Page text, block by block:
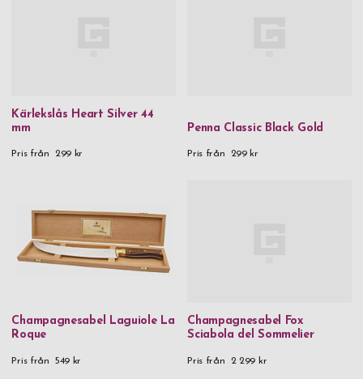
Kärlekslås Heart Silver 44
mm
Pris från 299 kr
Penna Classic Black Gold
Pris från 299 kr
Champagnesabel Laguiole La
Roque
Pris från 549 kr
Champagnesabel Fox
Sciabola del Sommelier
Pris från 2 299 kr